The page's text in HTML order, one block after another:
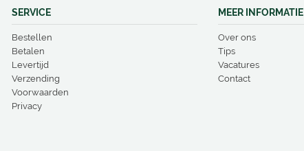
SERVICE
Bestellen
Betalen
Levertijd
Verzending
Voorwaarden
Privacy
MEER INFORMATIE
Over ons
Tips
Vacatures
Contact